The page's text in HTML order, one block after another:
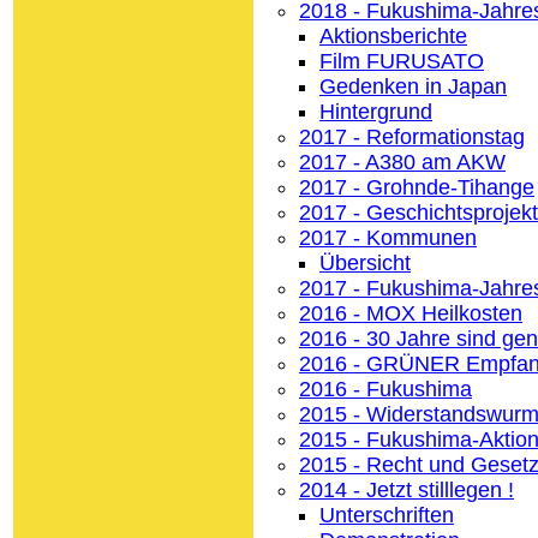
2018 - Fukushima-
Aktionsberichte
Film FURUSATO
Gedenken in Japan
Hintergrund
2017 - Reformationstag
2017 - A380 am AKW
2017 - Grohnde-Tihange
2017 - Geschichtsprojekt
2017 - Kommunen
Übersicht
2017 - Fukushima-
2016 - MOX Heilkosten
2016 - 30 Jahre sind
2016 - GRÜNER
2016 - Fukushima
2015 - Widerstandswurm
2015 - Fukushima-
2015 - Recht und Gesetz
2014 - Jetzt stilllegen !
Unterschriften